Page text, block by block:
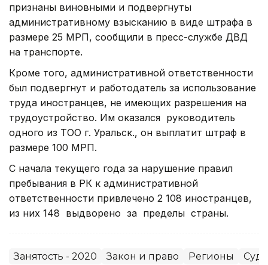
признаны виновными и подвергнуты
административному взысканию в виде штрафа в
размере 25 МРП, сообщили в пресс-службе ДВД
на транспорте.
Кроме того, административной ответственности
был подвергнут и работодатель за использование
труда иностранцев, не имеющих разрешения на
трудоустройство. Им оказался руководитель
одного из ТОО г. Уральск., он выплатит штраф в
размере 100 МРП.
С начала текущего года за нарушение правил
пребывания в РК к административной
ответственности привлечено 2 108 иностранцев,
из них 148 выдворено за пределы страны.
Занятость - 2020 Закон и право Регионы